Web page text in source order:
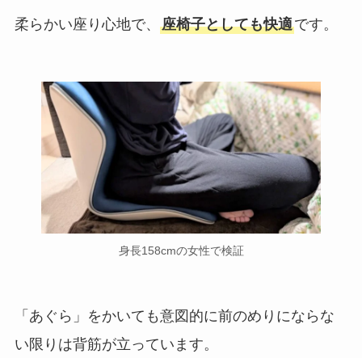
柔らかい座り心地で、 座椅子としても快適です。
身長158cmの女性で検証
「あぐら」をかいても意図的に前のめりにならな
い限りは背筋が立っています。